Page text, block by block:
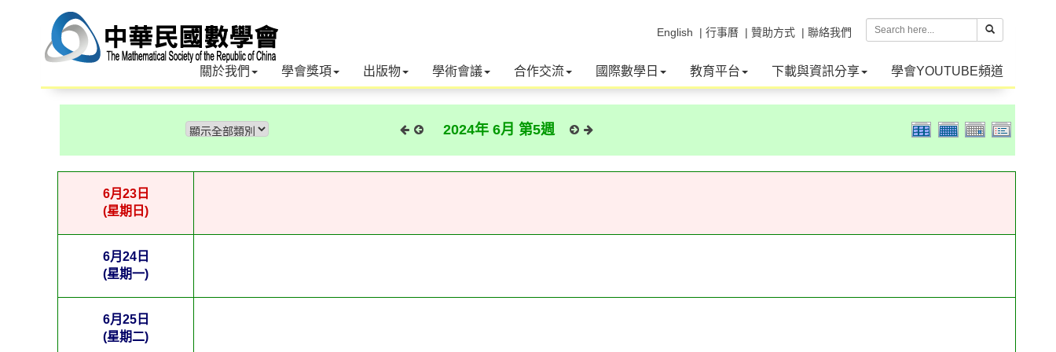
| 聯絡我們
| 贊助方式
| 行事曆
English
關於我們 學會獎項 出版物 學術會議 合作交流 國際數學日 教育平台 下載與資訊分享 學會YOUTUBE頻道
2024年 6月 第5週
6月23日
(星期日)
6月24日
(星期一)
6月25日
(星期二)